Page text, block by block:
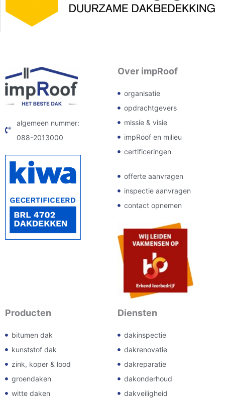
algemeen nummer:
088-2013000
Over impRoof
organisatie
opdrachtgevers
missie & visie
impRoof en milieu
certificeringen
offerte aanvragen
inspectie aanvragen
contact opnemen
Producten
bitumen dak
kunststof dak
zink, koper & lood
groendaken
witte daken
Diensten
dakinspectie
dakrenovatie
dakreparatie
dakonderhoud
dakveiligheid